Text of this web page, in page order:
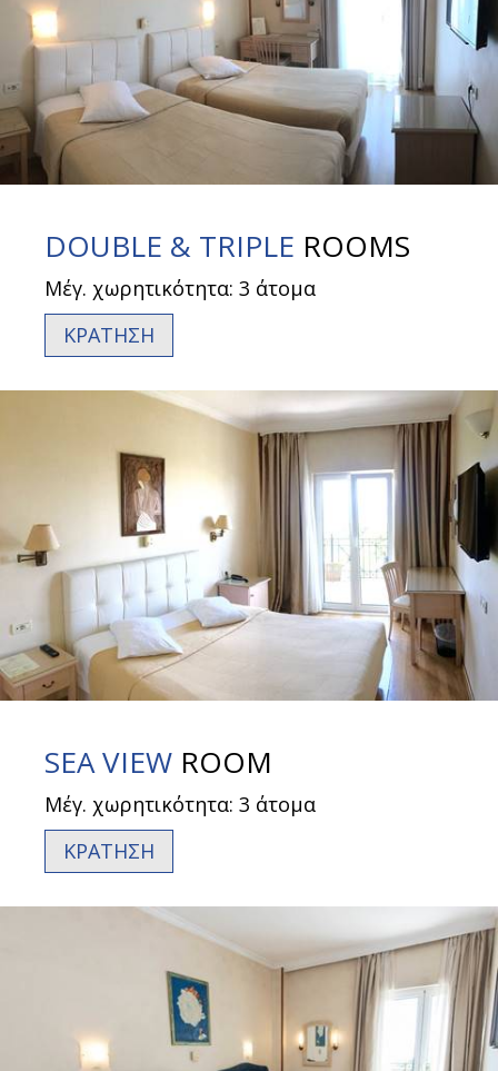
DOUBLE & TRIPLE ROOMS
Μέγ. χωρητικότητα: 3 άτομα
ΚΡΑΤΗΣΗ
SEA VIEW ROOM
Μέγ. χωρητικότητα: 3 άτομα
ΚΡΑΤΗΣΗ